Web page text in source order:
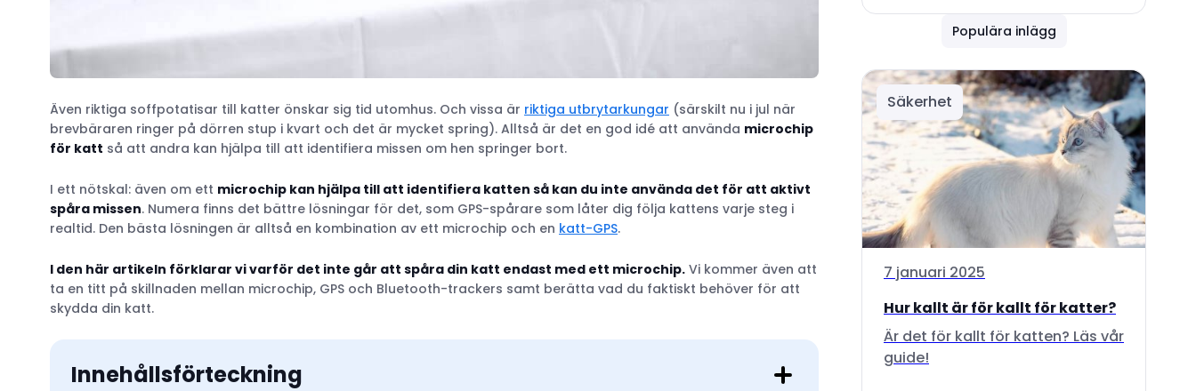
Även riktiga soffpotatisar till katter önskar sig tid utomhus. Och vissa är riktiga utbrytarkungar (särskilt nu i jul när
brevbäraren ringer på dörren stup i kvart och det är mycket spring). Alltså är det en god idé att använda microchip
för katt så att andra kan hjälpa till att identifiera missen om hen springer bort.
I ett nötskal: även om ett microchip kan hjälpa till att identifiera katten så kan du inte använda det för att aktivt
spåra missen. Numera finns det bättre lösningar för det, som GPS-spårare som låter dig följa kattens varje steg i
realtid. Den bästa lösningen är alltså en kombination av ett microchip och en katt-GPS.
I den här artikeln förklarar vi varför det inte går att spåra din katt endast med ett microchip. Vi kommer även att
ta en titt på skillnaden mellan microchip, GPS och Bluetooth-trackers samt berätta vad du faktiskt behöver för att
skydda din katt.
Innehållsförteckning
Populära inlägg
Säkerhet
7 januari 2025
Hur kallt är för kallt för katter?
Är det för kallt för katten? Läs vår
guide!